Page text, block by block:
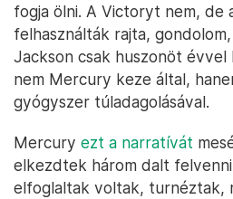
fogja ölni. A Victoryt nem, de
felhasználták rajta,
Jackson csak huszonöt évvel
nem Mercury keze által,
gyógyszer túladagolásával.
Mercury ezt a narratívát
elkezdtek három dalt
elfoglaltak voltak, turnéztak,